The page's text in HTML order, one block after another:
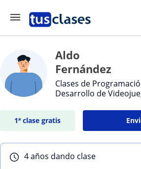
Aldo
Fernández
Clases de
Desarrollo de
1ª clase gratis
4 años dando clase